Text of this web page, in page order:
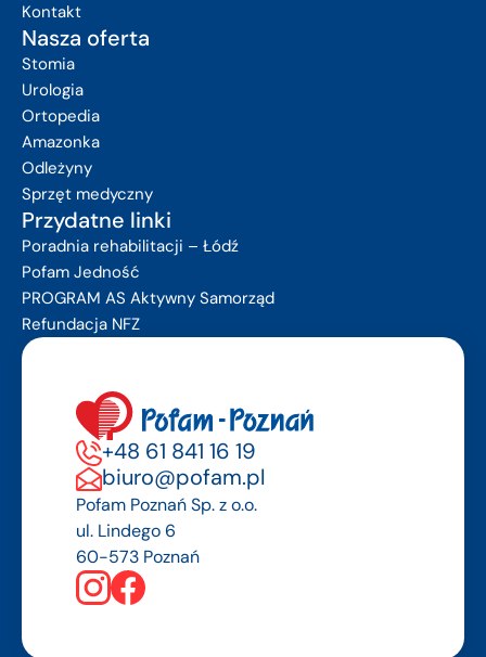
Kontakt
Nasza oferta
Stomia
Urologia
Ortopedia
Amazonka
Odleżyny
Sprzęt medyczny
Przydatne linki
Poradnia rehabilitacji – Łódź
Pofam Jedność
PROGRAM AS Aktywny Samorząd
Refundacja NFZ
+48 61 841 16 19
biuro@pofam.pl
Pofam Poznań Sp. z o.o.
ul. Lindego 6
60-573 Poznań